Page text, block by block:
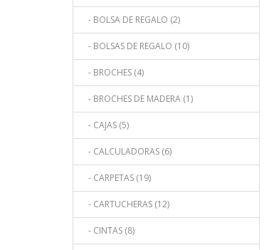
- BOLSA DE REGALO (2)
- BOLSAS DE REGALO (10)
- BROCHES (4)
- BROCHES DE MADERA (1)
- CAJAS (5)
- CALCULADORAS (6)
- CARPETAS (19)
- CARTUCHERAS (12)
- CINTAS (8)